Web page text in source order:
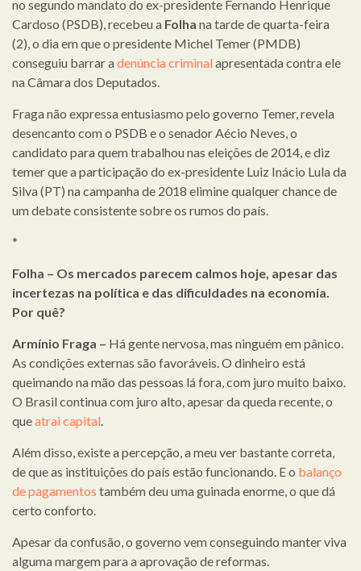
no segundo mandato do ex-presidente Fernando Henrique
Cardoso (PSDB), recebeu a Folha na tarde de quarta-feira
(2), o dia em que o presidente Michel Temer (PMDB)
conseguiu barrar a denúncia criminal apresentada contra ele
na Câmara dos Deputados.
Fraga não expressa entusiasmo pelo governo Temer, revela
desencanto com o PSDB e o senador Aécio Neves, o
candidato para quem trabalhou nas eleições de 2014, e diz
temer que a participação do ex-presidente Luiz Inácio Lula da
Silva (PT) na campanha de 2018 elimine qualquer chance de
um debate consistente sobre os rumos do país.
*
Folha – Os mercados parecem calmos hoje, apesar das
incertezas na política e das dificuldades na economia.
Por quê?
Armínio Fraga – Há gente nervosa, mas ninguém em pânico.
As condições externas são favoráveis. O dinheiro está
queimando na mão das pessoas lá fora, com juro muito baixo.
O Brasil continua com juro alto, apesar da queda recente, o
queatrai capital
Além disso, existe a percepção, a meu ver bastante correta,
de que as instituições do país estão funcionando. E o balanço
de pagamentos também deu uma guinada enorme, o que dá
certo conforto.
Apesar da confusão, o governo vem conseguindo manter viva
alguma margem para a aprovação de reformas.